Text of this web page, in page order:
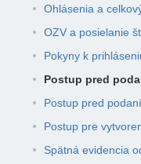
Ohlásenia a
OZV a posielanie
Pokyny k
Postup pred
Postup pred
Postup pre
Spätná evidencia